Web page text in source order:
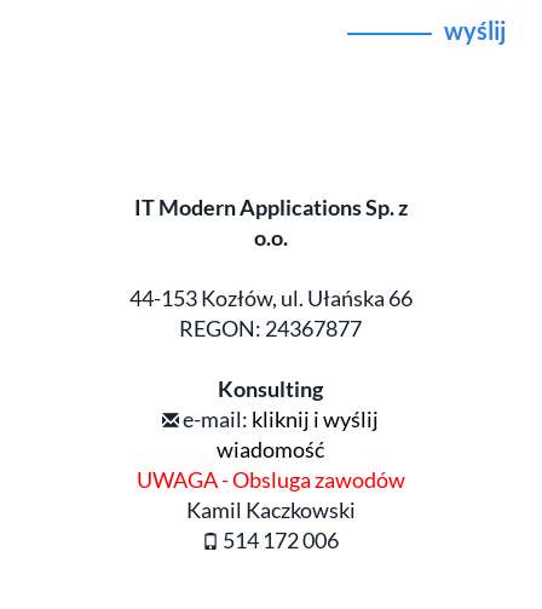
wyślij
IT Modern Applications Sp. z
o.o.
44-153 Kozłów, ul. Ułańska 66
REGON: 24367877
Konsulting
e-mail: kliknij i wyślij
wiadomość
UWAGA - Obsluga zawodów
Kamil Kaczkowski
514 172 006